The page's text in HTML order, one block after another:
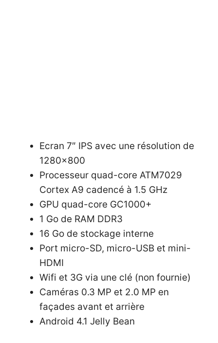
Ecran 7″ IPS avec une résolution de
1280×800
Processeur quad-core ATM7029
Cortex A9 cadencé à 1.5 GHz
GPU quad-core GC1000+
1 Go de RAM DDR3
16 Go de stockage interne
Port micro-SD, micro-USB et mini-
HDMI
Wifi et 3G via une clé (non fournie)
Caméras 0.3 MP et 2.0 MP en
façades avant et arrière
Android 4.1 Jelly Bean